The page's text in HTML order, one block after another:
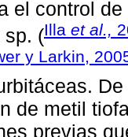
el control de
sp. (Illa et al.,
y Larkin,
de metil
previas